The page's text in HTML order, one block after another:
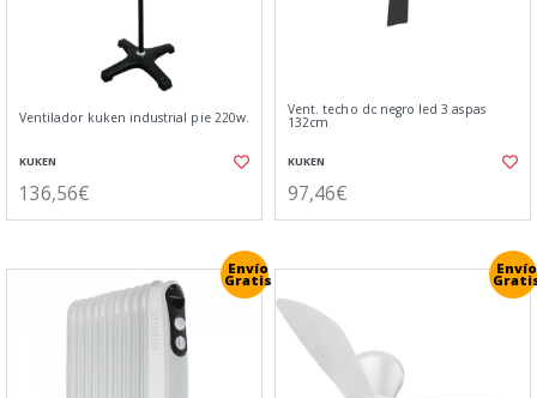
Ventilador kuken industrial pie 220w.
KUKEN
136,56€
Vent. techo dc negro led 3 aspas
132cm
KUKEN
97,46€
Envío
Gratis
Envío